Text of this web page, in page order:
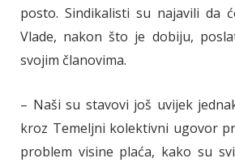
posto. Sindikalisti su najavili da
Vlade, nakon što je dobiju,
svojim članovima.
– Naši su stavovi još uvijek
kroz Temeljni kolektivni ugovor
problem visine plaća, kako su